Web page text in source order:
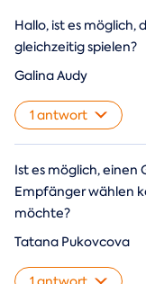
Hallo, ist es möglich,
gleichzeitig spielen?
Galina Audy
1 antwort
Ist es möglich, einen
Empfänger wählen
möchte?
Tatana Pukovcova